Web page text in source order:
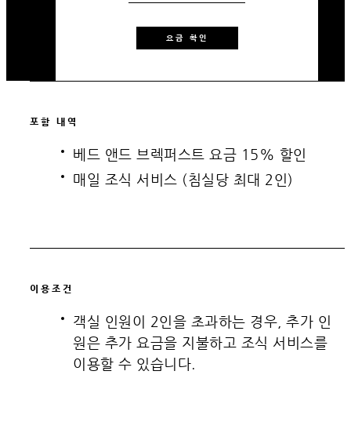
요금 확인
포함 내역
베드 앤드 브렉퍼스트 요금 15% 할인
매일 조식 서비스 (침실당 최대 2인)
이용조건
객실 인원이 2인을 초과하는 경우, 추가 인
원은 추가 요금을 지불하고 조식 서비스를
이용할 수 있습니다.